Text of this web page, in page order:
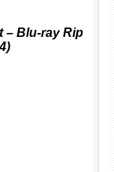
– Blu-ray Rip